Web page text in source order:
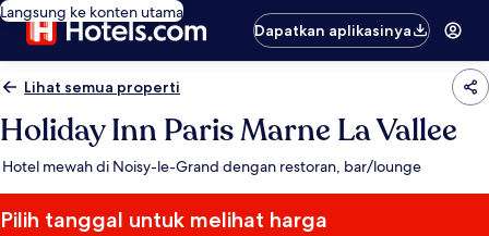
Langsung ke konten utama
Dapatkan aplikasinya
Lihat semua properti
Holiday Inn Paris Marne La Vallee
Hotel mewah di Noisy-le-Grand dengan restoran, bar/lounge
Pilih tanggal untuk melihat harga